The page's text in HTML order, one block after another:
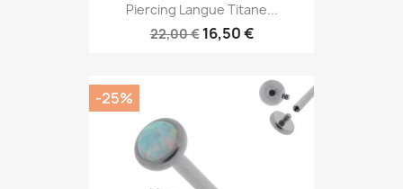
Piercing Langue Titane...
22,00 € 16,50 €
-25%